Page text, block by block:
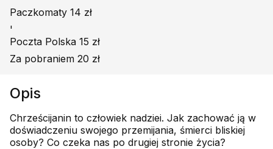
Paczkomaty 14 zł
'
Poczta Polska 15 zł
Za pobraniem 20 zł
Opis
Chrześcijanin to człowiek nadziei. Jak zachować ją w
doświadczeniu swojego przemijania, śmierci bliskiej
osoby? Co czeka nas po drugiej stronie życia?